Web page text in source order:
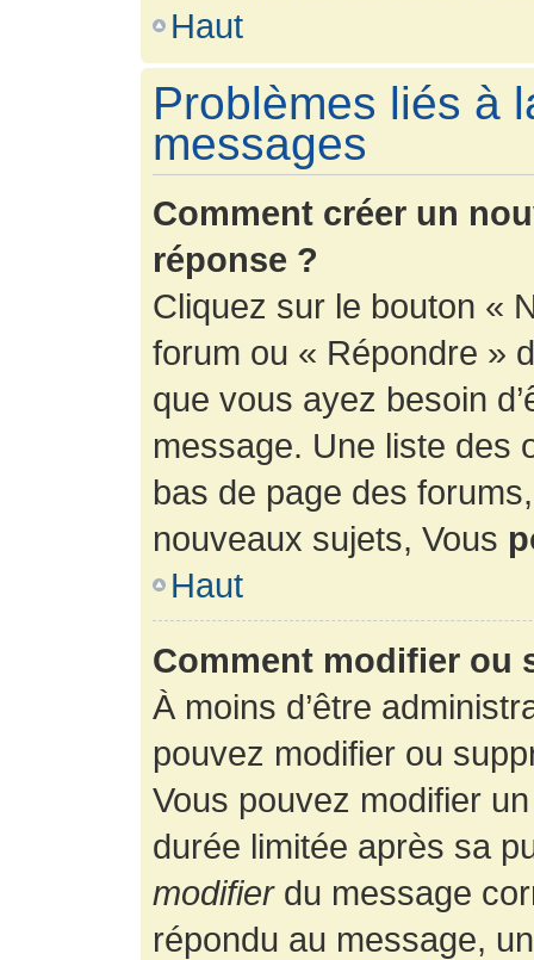
Haut
Problèmes liés à
messages
Comment créer un
réponse ?
Cliquez sur le bouton «
forum ou « Répondre »
que vous ayez besoin
message. Une liste des
bas de page des
nouveaux sujets, Vous
Haut
Comment modifier ou
À moins d’être
pouvez modifier ou
Vous pouvez modifier
durée limitée après sa
modifierdu message
répondu au message,